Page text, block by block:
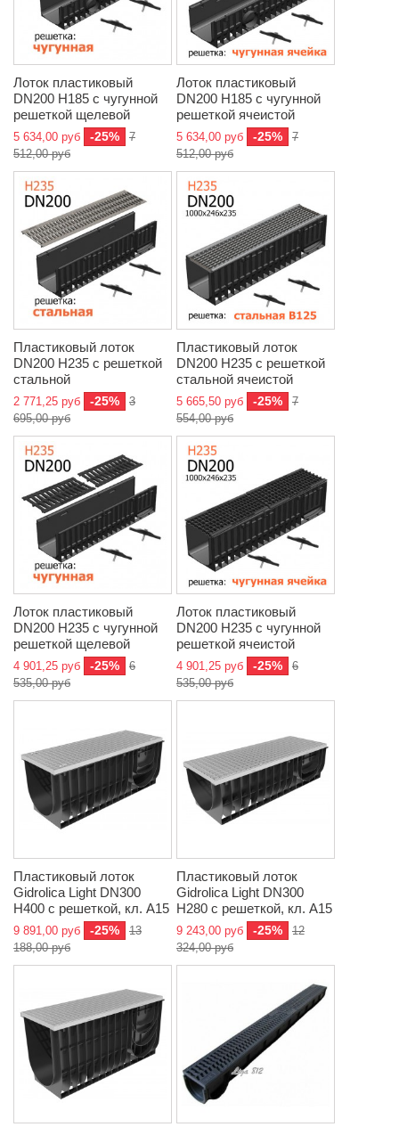
Лоток пластиковый
DN200 H185 с чугунной
решеткой щелевой
5 634,00 руб -25%
7
512,00 руб
Лоток пластиковый
DN200 H185 с чугунной
решеткой ячеистой
5 634,00 руб -25%
7
512,00 руб
Пластиковый лоток
DN200 H235 с решеткой
стальной
2 771,25 руб -25%
3
695,00 руб
Пластиковый лоток
DN200 H235 с решеткой
стальной ячеистой
5 665,50 руб -25%
7
554,00 руб
Лоток пластиковый
DN200 H235 с чугунной
решеткой щелевой
4 901,25 руб -25%
6
535,00 руб
Лоток пластиковый
DN200 H235 с чугунной
решеткой ячеистой
4 901,25 руб -25%
6
535,00 руб
Пластиковый лоток
Gidrolica Light DN300
Н400 с решеткой, кл. A15
9 891,00 руб -25%
13
188,00 руб
Пластиковый лоток
Gidrolica Light DN300
Н280 с решеткой, кл. A15
9 243,00 руб -25%
12
324,00 руб